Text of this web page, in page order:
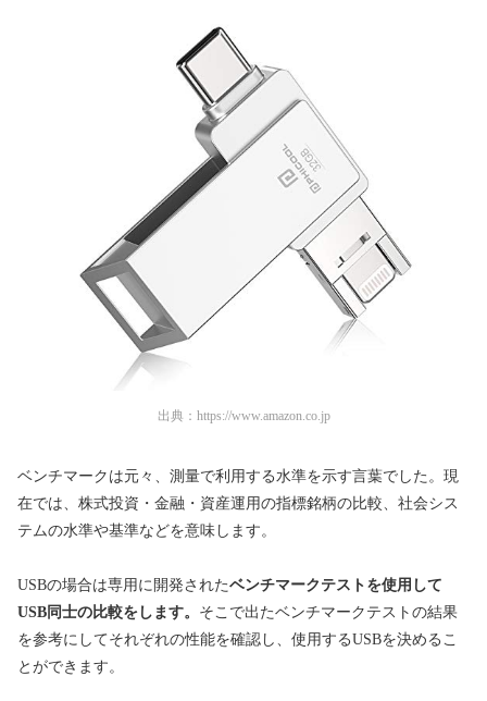
出典： https://www.amazon.co.jp
ベンチマークは元々、測量で利用する水準を示す言葉でした。現
在では、株式投資・金融・資産運用の指標銘柄の比較、社会シス
テムの水準や基準などを意味します。
USBの場合は専用に開発されたベンチマークテストを使用して
USB同士の 比較をします。 そこで出たベンチマークテストの結果
を参考にしてそれぞれの性能を確認し、使用するUSBを決めるこ
とができます。